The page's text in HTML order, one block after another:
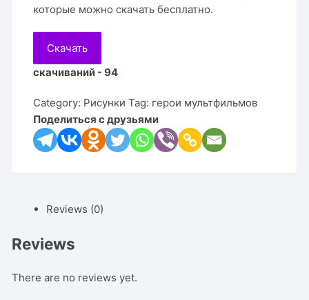
которые можно скачать бесплатно.
Скачать
скачиваний - 94
Category: Рисунки Tag: герои мультфильмов
Поделиться с друзьями
Reviews (0)
Reviews
There are no reviews yet.